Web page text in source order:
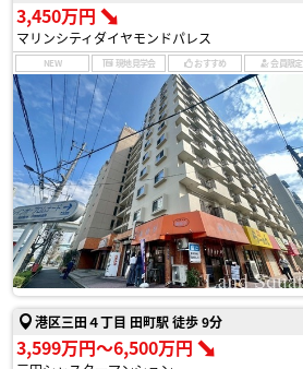
3,450万円
マリンシティダイヤモンドパレス
NEW 現地見学会 おすすめ 会員限定
港区三田４丁目 田町駅 徒歩 9分
3,599万円〜6,500万円